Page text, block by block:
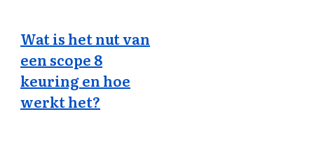
Wat is het nut van
een scope 8
keuring en hoe
werkt het?